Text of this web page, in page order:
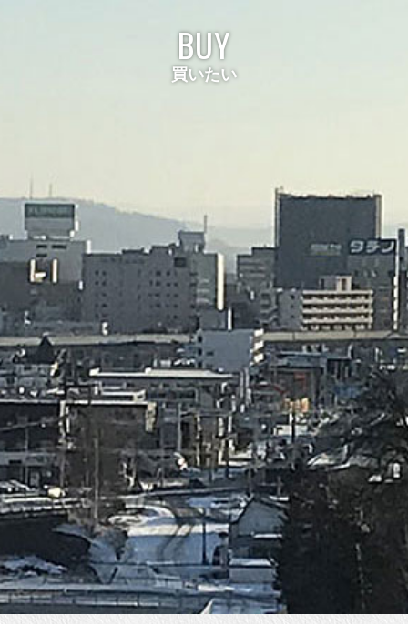
BUY
買いたい